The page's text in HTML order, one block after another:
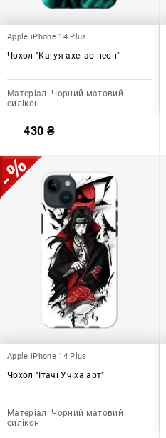
Apple iPhone 14 Plus
Чохол "Кагуя ахегао неон"
Матеріал: Чорний матовий
силікон
430 ₴
Apple iPhone 14 Plus
Чохол "Ітачі Учіха арт"
Матеріал: Чорний матовий
силікон